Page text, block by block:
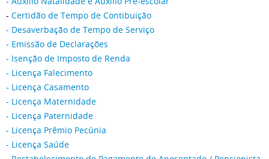
- Certidão de Tempo de Contibuição
- Desaverbação de Tempo de Serviço
- Emissão de Declarações
- Isenção de Imposto de Renda
- Licença Falecimento
- Licença Casamento
- Licença Maternidade
- Licença Paternidade
- Licença Prêmio Pecúnia
- Licença Saúde